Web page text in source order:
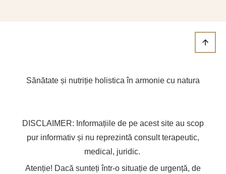
Sănătate și nutriție holistica în armonie cu natura
DISCLAIMER: Informațiile de pe acest site au scop
pur informativ și nu reprezintă consult terapeutic,
medical, juridic.
Atenție! Dacă sunteți într-o situație de urgență, de